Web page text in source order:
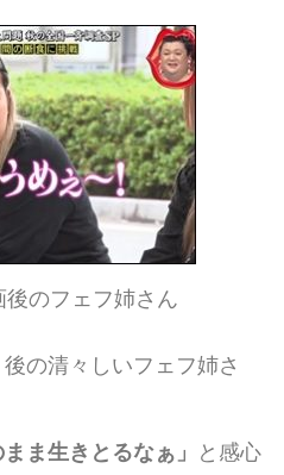
後のフェフ姉さん
の清々しいフェフ姉さ
まま生きとるなぁ」
と感心